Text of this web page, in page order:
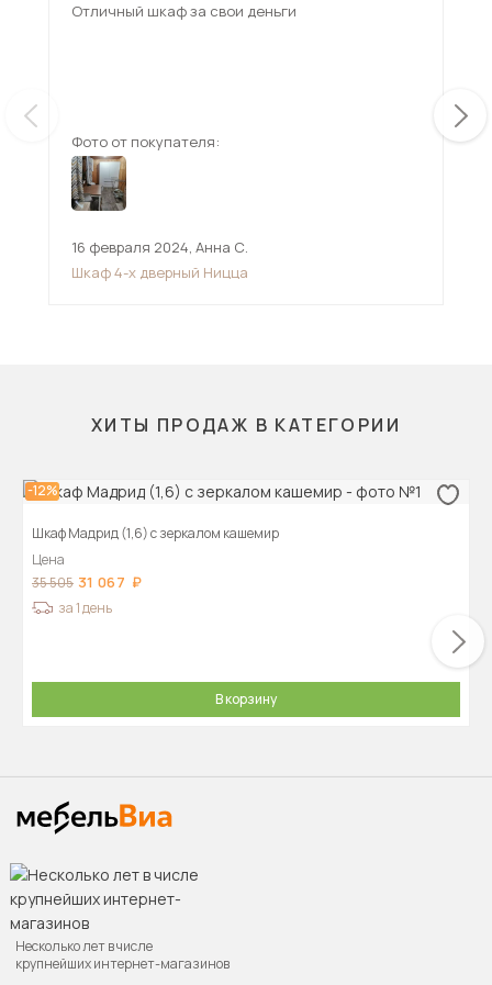
Отличный шкаф за свои деньги
Фото от покупателя:
16 февраля 2024, Анна С.
Шкаф 4-х дверный Ницца
ХИТЫ ПРОДАЖ В КАТЕГОРИИ
-12%
Шкаф Мадрид (1,6) с зеркалом кашемир
Цена
35 505 31 067
за 1 день
В корзину
Несколько лет в числе
крупнейших интернет-магазинов